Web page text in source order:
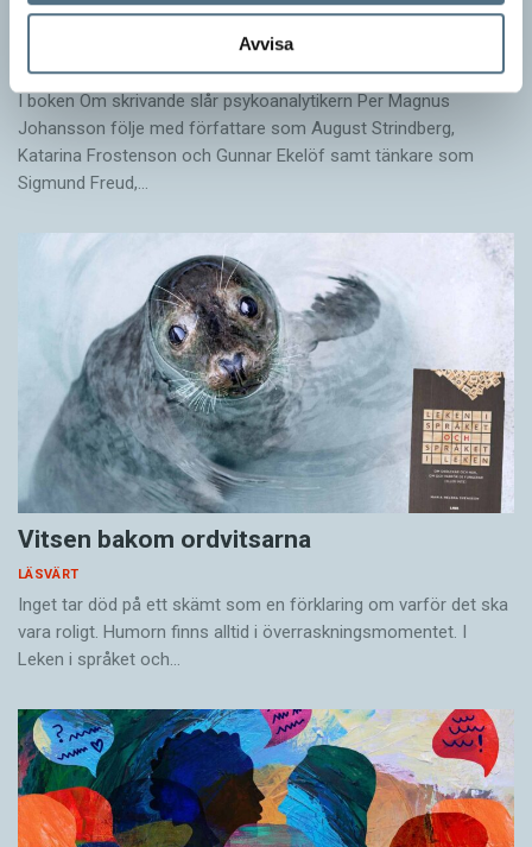
Avvisa
Egna tankar om andras skrivande
LÄSVÄRT
I boken Om skrivande slår psykoanalytikern Per Magnus
Johansson följe med författare som August Strindberg,
Katarina Frostenson och Gunnar Ekelöf samt tänkare som
Sigmund Freud,…
Vitsen bakom ordvitsarna
LÄSVÄRT
Inget tar död på ett skämt som en förklaring om varför det ska
vara roligt. Humorn finns alltid i överrask­ningsmomentet. I
Leken i språket och…